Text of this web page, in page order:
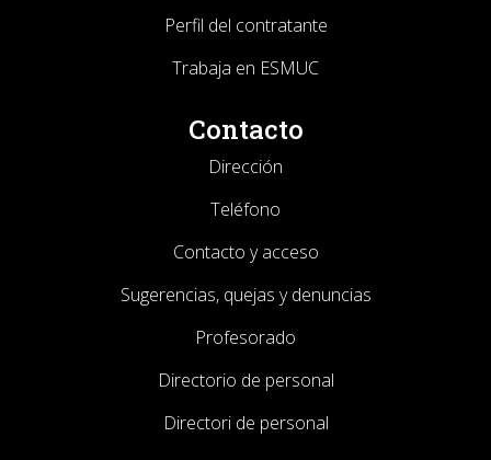
Perfil del contratante
Trabaja en ESMUC
Contacto
Dirección
Teléfono
Contacto y acceso
Sugerencias, quejas y denuncias
Profesorado
Directorio de personal
Directori de personal